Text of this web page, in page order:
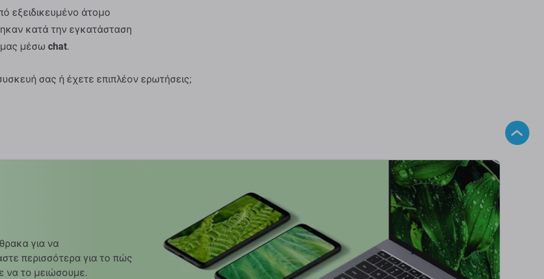
εξειδικευμένο άτομο
κατά την εγκατάσταση
μας μέσω chat.
σας ή έχετε επιπλέον ερωτήσεις;
για να
περισσότερα για το πώς
να το μειώσουμε.